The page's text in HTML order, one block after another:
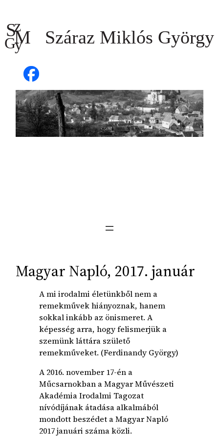
tartalomhoz
Magyar Napló, 2017. január
A mi irodalmi életünkből nem a
remekművek hiányoznak, hanem
sokkal inkább az önismeret. A
képesség arra, hogy felismerjük a
szemünk láttára születő
remekműveket. (Ferdinandy György)
A 2016. november 17-én a
Műcsarnokban a Magyar Művészeti
Akadémia Irodalmi Tagozat
nívódíjának átadása alkalmából
mondott beszédet a Magyar Napló
2017 januári száma közli.